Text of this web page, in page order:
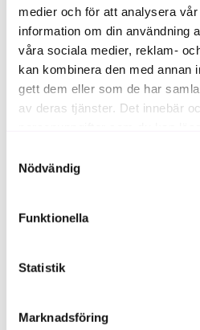
medier och för att analysera
information om din användning
våra sociala medier, reklam-
kan kombinera den med annan
gett dem eller som de har
av deras tjänster. Det innebär
Om du klickar på avvisa
eller delning av information
förutom för kakor som är
ska fungera se mer under
Nödvändig
Funktionella
Statistik
Marknadsföring
Bygg hållbar